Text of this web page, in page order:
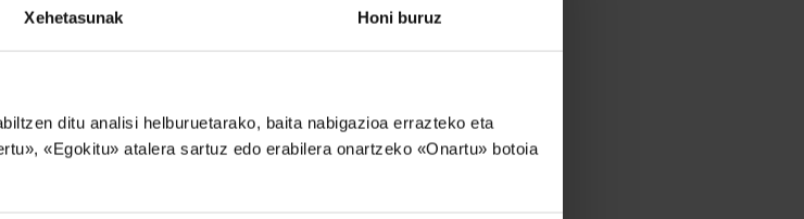
Xehetasunak Honi buruz
ditu analisi helburuetarako, baita nabigazioa errazteko eta
«Egokitu» atalera sartuz edo erabilera onartzeko «Onartu» botoia